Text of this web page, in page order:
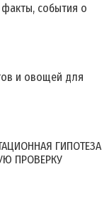
события о
и овощей для
ГИПОТЕЗА
ПРОВЕРКУ